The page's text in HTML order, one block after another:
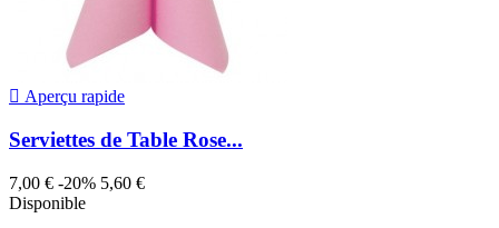
 Aperçu rapide
Serviettes de Table Rose...
7,00 € -20% 5,60 €
Disponible